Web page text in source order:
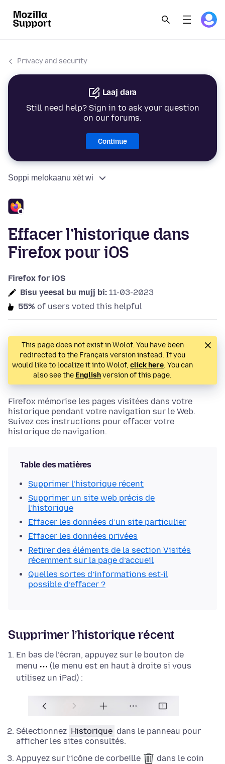
Privacy and security
Laaj dara
Still need help? Sign in to ask your question
on our forums.
Continue
Soppi melokaanu xët wi
Effacer l’historique dans
Firefox pour iOS
Firefox for iOS
Bisu yeesal bu mujj bi: 11-03-2023
55% of users voted this helpful
This page does not exist in Wolof. You have been
redirected to the Français version instead. If you
would like to localize it into Wolof, click here. You can
also see the Englishversion of this page.
Firefox mémorise les pages visitées dans votre
historique pendant votre navigation sur le Web.
Suivez ces instructions pour effacer votre
historique de navigation.
Table des matières
Supprimer l’historique récent
Supprimer un site web précis de
l’historique
Effacer les données d’un site particulier
Effacer les données privées
Retirer des éléments de la section Visités
récemment sur la page d’accueil
Quelles sortes d’informations est-il
possible d’effacer ?
Supprimer l’historique récent
En bas de l’écran, appuyez sur le bouton de
menu
(le menu est en haut à droite si vous
utilisez un iPad) :
Sélectionnez Historique dans le panneau pour
afficher les sites consultés.
Appuyez sur l’icône de corbeille
dans le coin